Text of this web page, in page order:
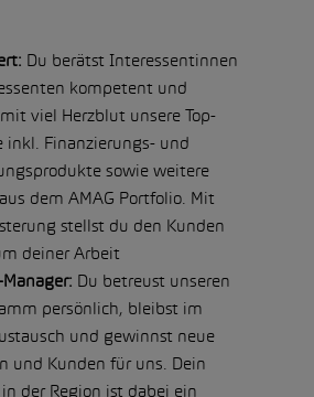
Du berätst Interessentinnen
kompetent und
viel Herzblut unsere Top-
inkl. Finanzierungs- und
sowie weitere
dem AMAG Portfolio. Mit
stellst du den Kunden
deiner Arbeit
Du betreust unseren
persönlich, bleibst im
und gewinnst neue
und Kunden für uns. Dein
der Region ist dabei ein